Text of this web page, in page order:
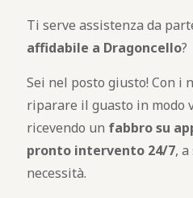
Ti serve assistenza da
affidabile a Dragoncello?
Sei nel posto giusto! Con
riparare il guasto in modo
ricevendo un fabbrosu
pronto intervento 24/7,
necessità.